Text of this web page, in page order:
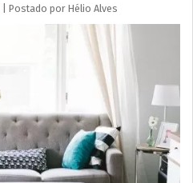
Postado por Hélio Alves